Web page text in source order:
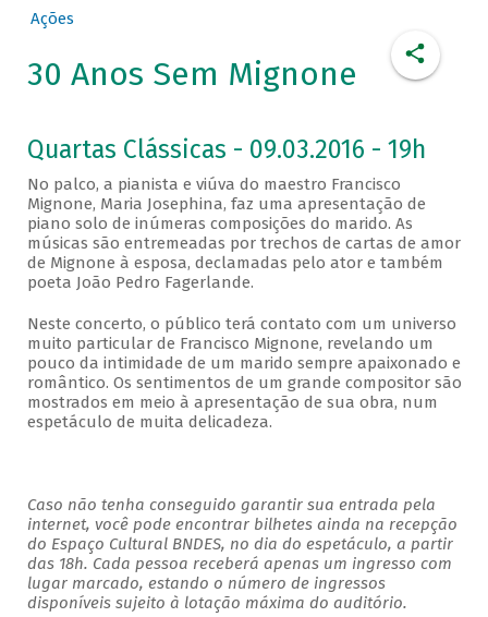
Ações
30 Anos Sem Mignone
Quartas Clássicas - 09.03.2016 - 19h
No palco, a pianista e viúva do maestro Francisco
Mignone, Maria Josephina, faz uma apresentação de
piano solo de inúmeras composições do marido. As
músicas são entremeadas por trechos de cartas de amor
de Mignone à esposa, declamadas pelo ator e também
poeta João Pedro Fagerlande.
Neste concerto, o público terá contato com um universo
muito particular de Francisco Mignone, revelando um
pouco da intimidade de um marido sempre apaixonado e
romântico. Os sentimentos de um grande compositor são
mostrados em meio à apresentação de sua obra, num
espetáculo de muita delicadeza.
Caso não tenha conseguido garantir sua entrada pela
internet, você pode encontrar bilhetes ainda na recepção
do Espaço Cultural BNDES, no dia do espetáculo, a partir
das 18h. Cada pessoa receberá apenas um ingresso com
lugar marcado, estando o número de ingressos
disponíveis sujeito à lotação máxima do auditório.